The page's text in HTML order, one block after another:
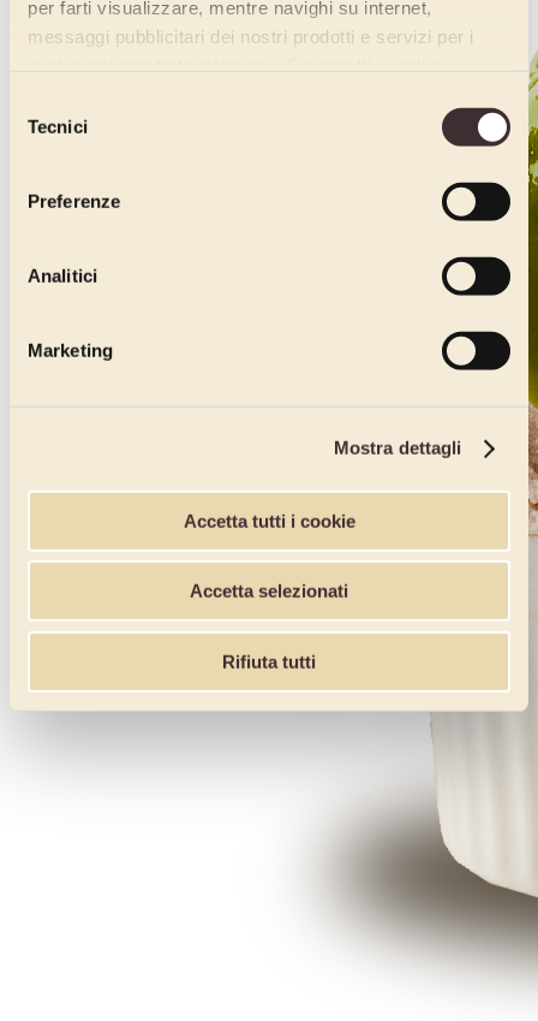
per farti visualizzare, mentre navighi su internet,
messaggi pubblicitari dei nostri prodotti e servizi per i
delTecnici
Preferenze
Analitici
Marketing
Mostra dettagli
Accetta tutti i cookie
Accetta selezionati
Rifiuta tutti